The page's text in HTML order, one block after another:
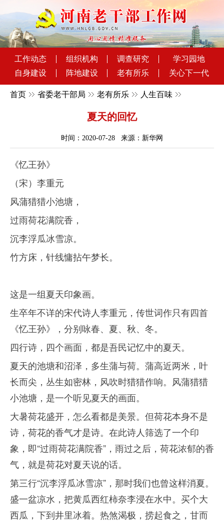
工作动态 组织机构 调查研究
学习园地
自身建设
阵地建设 老有所乐 关心下一代
首页 省委老干部局 老有所乐 人生百味
夏天的回忆
时间：2020-07-28 来源：新华网
《忆王孙》
（宋）李重元
风蒲猎猎小池塘 ，
过雨荷花满院香，
沉李浮瓜冰雪凉。
竹方床，针线慵拈午梦长。
这是一组夏天印象画。
生卒年不详的宋代诗人李重元，传世词作只有四首
《忆王孙》，分别咏春、夏、秋、冬。
四行诗，四个画面，都是吾民记忆中的夏天。
夏天的池塘和沼泽，多生蒲与荷。蒲高近两米，叶
长而尖，丛生如密林，风吹时猎猎作响。风蒲猎猎
小池塘，是一个听见夏天的画面。
大暑荷花盛开，怎么看都是美景。但荷花本身不是
诗，荷花的香气才是诗。在此诗人筛选了一个印
象，即“过雨荷花满院香”，雨过之后，荷花浓郁的香
气，就是荷花对夏天说的话。
第三行“沉李浮瓜冰雪凉”，那时我们也曾这样消夏。
盛一盆凉水，把黄瓜西红柿奈李浸在水中。买个大
西瓜，下到井里冰着。热煞渴极，捞起食之，甘而